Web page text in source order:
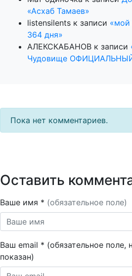
«Асхаб Тамаев»
listensilents к записи «мой
364 дня»
АЛЕКСКАБАНОВ к записи
Чудовище
Пока нет комментариев.
Оставить
Ваше имя * (обязательное поле)
Ваш email * (обязательное поле,
показан)